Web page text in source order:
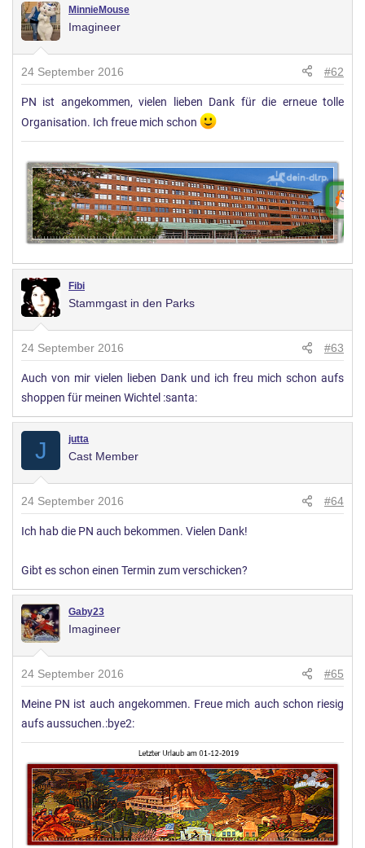
MinnieMouse
Imagineer
24 September 2016 #62
PN ist angekommen, vielen lieben Dank für die erneue tolle
Organisation. Ich freue mich schon
Fibi
Stammgast in den Parks
24 September 2016 #63
Auch von mir vielen lieben Dank und ich freu mich schon aufs
shoppen für meinen Wichtel :santa:
J jutta
Cast Member
24 September 2016 #64
Ich hab die PN auch bekommen. Vielen Dank!
Gibt es schon einen Termin zum verschicken?
Gaby23
Imagineer
24 September 2016 #65
Meine PN ist auch angekommen. Freue mich auch schon riesig
aufs aussuchen.:bye2: